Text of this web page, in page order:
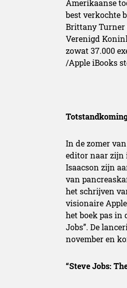
Amerikaanse
best verkochte
Brittany Turner
Verenigd
zowat 37.000
/Apple iBooks
In de zomer
editor naar zijn
Isaacson zijn
van
het schrijven
visionaire
het boek pas in
Jobs”. De
november en
“Steve Jobs: